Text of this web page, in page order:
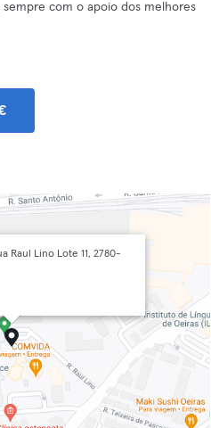
sempre com o apoio dos melhores
Raul Lino Lote 11, 2780-